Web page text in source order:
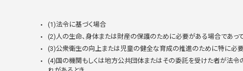
(1)法令に基づく場合
(2)人の生命、身体または財産の保護のために必要がある場合であっ
(3)公衆衛生の向上または児童の健全な育成の推進のために特に必
(4)国の機関もしくは地方公共団体またはその委託を受けた者が法令